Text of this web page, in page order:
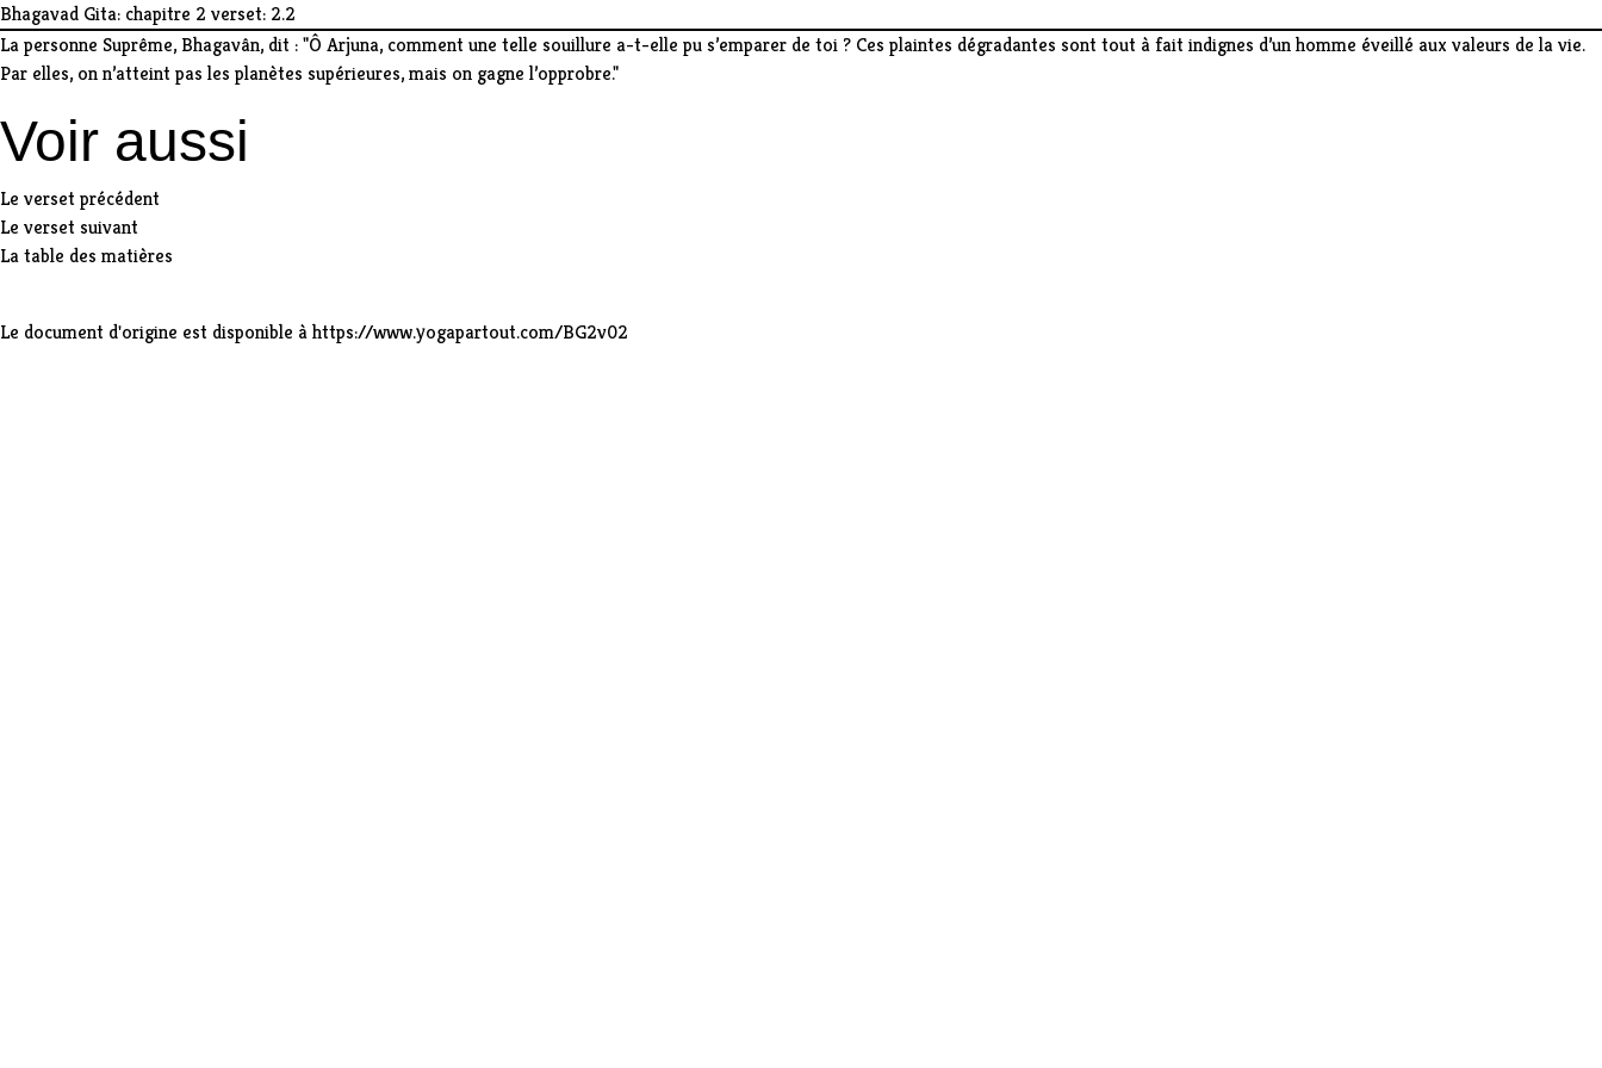
Bhagavad Gita: chapitre 2 verset: 2.2
La personne Suprême, Bhagavân, dit : "Ô Arjuna, comment une telle souillure a-t-elle pu s’emparer de toi ? Ces plaintes dégradantes sont tout à fait indignes d’un homme éveillé aux valeurs de la vie.
Par elles, on n’atteint pas les planètes supérieures, mais on gagne l’opprobre."
Voir aussi
Le verset précédent
Le verset suivant
La table des matières
Le document d'origine est disponible àhttps://www.yogapartout.com/BG2v02